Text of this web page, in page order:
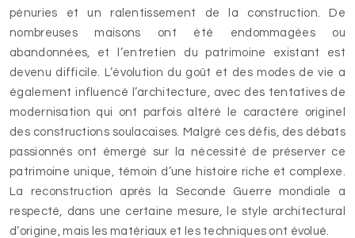
pénuries et un ralentissement de la construction. De
nombreuses maisons ont été endommagées ou
abandonnées, et l’entretien du patrimoine existant est
devenu difficile. L’évolution du goût et des modes de vie a
également influencé l’architecture, avec des tentatives de
modernisation qui ont parfois altéré le caractère originel
des constructions soulacaises. Malgré ces défis, des débats
passionnés ont émergé sur la nécessité de préserver ce
patrimoine unique, témoin d’une histoire riche et complexe.
La reconstruction après la Seconde Guerre mondiale a
respecté, dans une certaine mesure, le style architectural
d’origine, mais les matériaux et les techniques ont évolué.